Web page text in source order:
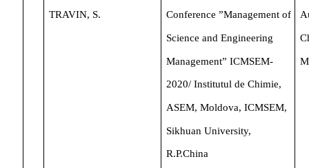
TRAVIN, S. Conference ”Management of
Science and Engineering
Management” ICMSEM-
2020/ Institutul de Chimie,
ASEM, Moldova, ICMSEM,
Sikhuan University,
R.P.China